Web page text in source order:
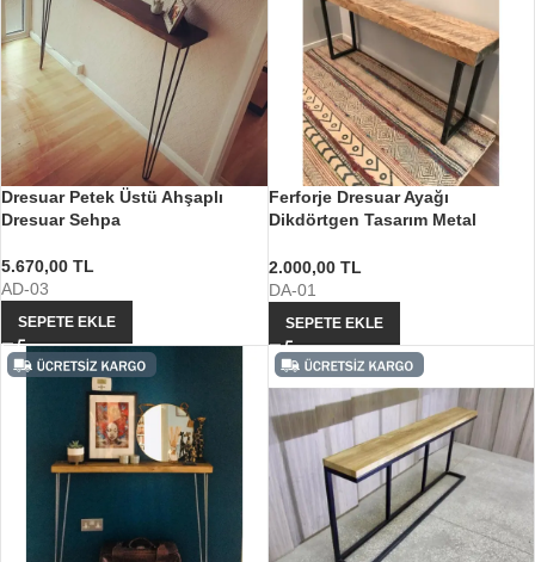
Dresuar Petek Üstü Ahşaplı
Dresuar Sehpa
5.670,00 TL
AD-03
SEPETE EKLE
Ferforje Dresuar Ayağı
Dikdörtgen Tasarım Metal
2.000,00 TL
DA-01
SEPETE EKLE